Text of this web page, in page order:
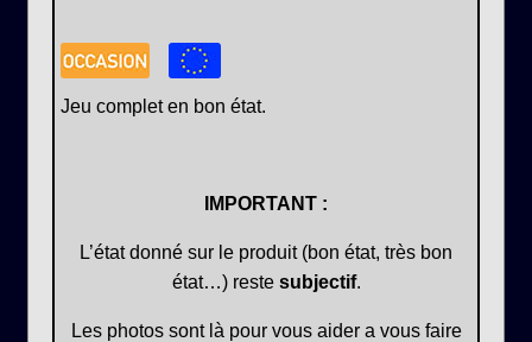
Jeu complet en bon état.
IMPORTANT :
L’état donné sur le produit (bon état, très bon
état…) reste subjectif.
Les photos sont là pour vous aider a vous faire